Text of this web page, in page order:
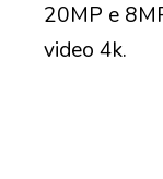
20MP e
video 4k.